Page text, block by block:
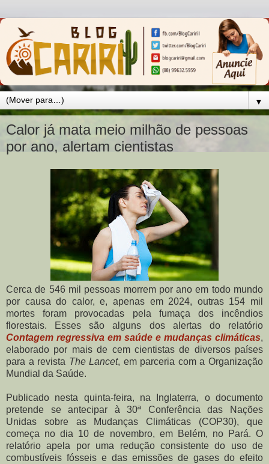
▼
Calor já mata meio milhão de pessoas
por ano, alertam cientistas
Cerca de 546 mil pessoas morrem por ano em todo mundo
por causa do calor, e, apenas em 2024, outras 154 mil
mortes foram provocadas pela fumaça dos incêndios
florestais. Esses são alguns dos alertas do relatório
Contagem regressiva em saúde e mudanças climáticas,
elaborado por mais de cem cientistas de diversos países
para a revista The Lancet, em parceria com a Organização
Mundial da Saúde.
Publicado nesta quinta-feira, na Inglaterra, o documento
pretende se antecipar à 30ª Conferência das Nações
Unidas sobre as Mudanças Climáticas (COP30), que
começa no dia 10 de novembro, em Belém, no Pará. O
relatório apela por uma redução consistente do uso de
combustíveis fósseis e das emissões de gases do efeito